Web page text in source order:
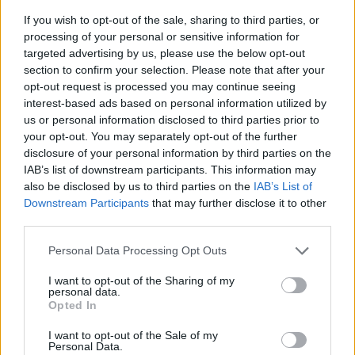
If you wish to opt-out of the sale, sharing to third parties, or
processing of your personal or sensitive information for
targeted advertising by us, please use the below opt-out
section to confirm your selection. Please note that after your
opt-out request is processed you may continue seeing
interest-based ads based on personal information utilized by
us or personal information disclosed to third parties prior to
your opt-out. You may separately opt-out of the further
disclosure of your personal information by third parties on the
IAB’s list of downstream participants. This information may
also be disclosed by us to third parties on the IAB’s List of
Downstream Participants that may further disclose it to other
Personal Data Processing Opt Outs
I want to opt-out of the Sharing of my
personal data.
Opted In
I want to opt-out of the Sale of my
Personal Data.
Benetton:15 Rhyno Smith, 14 Ignacio Mendy,
13 Tommaso Menoncello, 12 Ignacio Brex, 11
Paolo Odogwu, 10 Jacob Umaga, 9 Andy Uren,
8 Toa Halafihi, 7 Manuel Zuliani, 6 Alessandro
Izekor, 5 Eli Snyman (c), 4 Scott Scrafton, 3
Simone Ferrari, 2 Bautista Bernasconi, 1
Thomas Gallo
Panchina:16 Agustin Creevy, 17 Mirco
Spagnolo, 18 Giosué Zilocchi, 19 Federico
Lamaro, 22 Alessandro Garbisi, 23 Tomas
Albornoz
Edinburgh:
James Lang, 12 Mosese Tuipulotu, 11 Ross